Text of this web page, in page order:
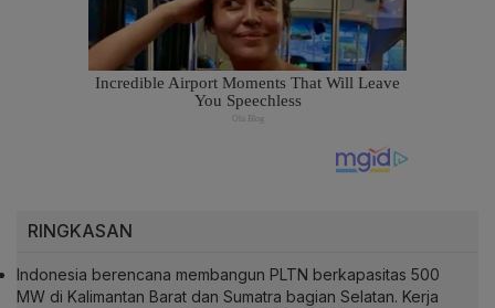
RINGKASAN
Indonesia berencana membangun PLTN berkapasitas 500
MW di Kalimantan Barat dan Sumatra bagian Selatan. Kerja